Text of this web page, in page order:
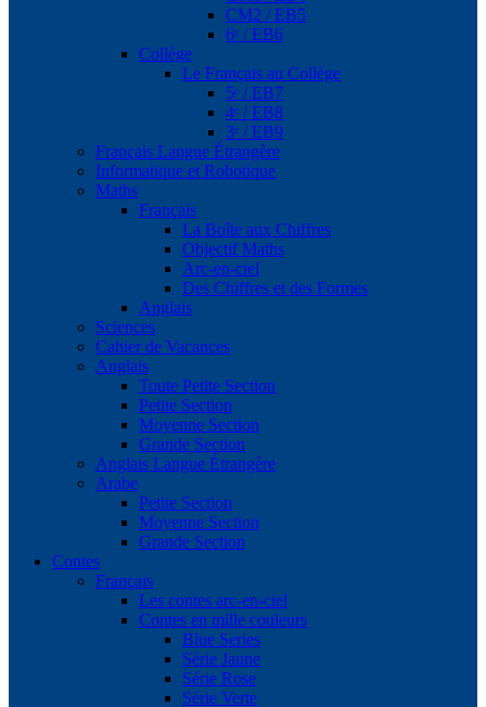
CM2 / EB5
6ᵉ / EB6
Collège
Le Français au Collège
5ᵉ / EB7
4ᵉ / EB8
3ᵉ / EB9
Français Langue Étrangère
Informatique et Robotique
Maths
Français
La Boîte aux Chiffres
Objectif Maths
Arc-en-ciel
Des Chiffres et des Formes
Anglais
Sciences
Cahier de Vacances
Anglais
Toute Petite Section
Petite Section
Moyenne Section
Grande Section
Anglais Langue Étrangère
Arabe
Petite Section
Moyenne Section
Grande Section
Contes
Français
Les contes arc-en-ciel
Contes en mille couleurs
Blue Series
Série Jaune
Série Rose
Série Verte